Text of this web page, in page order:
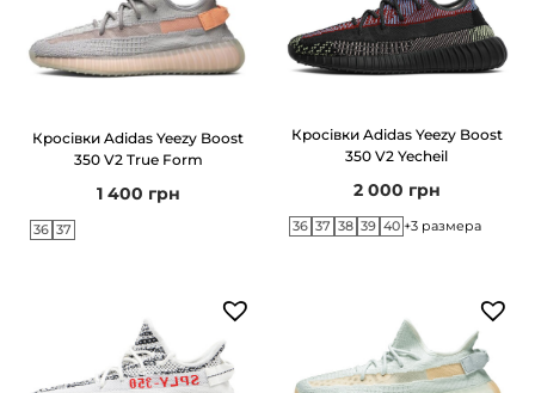
Кросівки Adidas Yeezy Boost
350 V2 True Form
1 400 грн
36 37
Кросівки Adidas Yeezy Boost
350 V2 Yecheil
2 000 грн
36 37 38 39 40 +3 размера